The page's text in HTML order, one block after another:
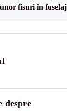
fisuri în fuselaj
despre